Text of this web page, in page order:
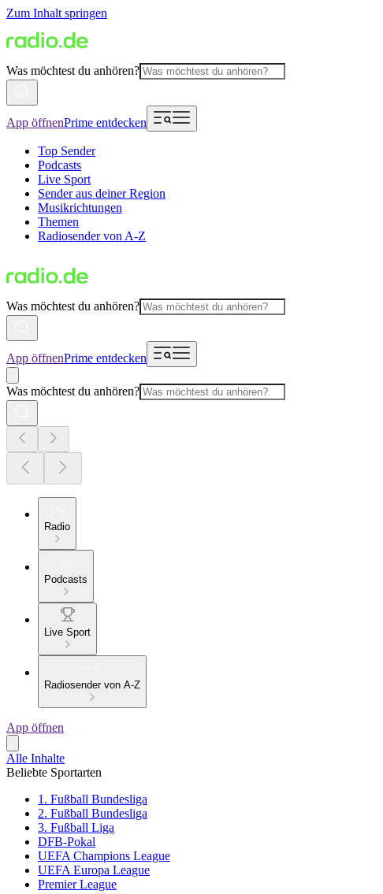
Zum Inhalt springen
Was möchtest du anhören?
App öffnenPrime entdecken
Top Sender
Podcasts
Live Sport
Sender aus deiner Region
Musikrichtungen
Themen
Radiosender von A-Z
Was möchtest du anhören?
App öffnenPrime entdecken
Was möchtest du anhören?
Radio
Podcasts
Live Sport
Radiosender von A-Z
App öffnen
Alle Inhalte
Beliebte Sportarten
1. Fußball Bundesliga
2. Fußball Bundesliga
3. Fußball Liga
DFB-Pokal
UEFA Champions League
UEFA Europa League
Premier League